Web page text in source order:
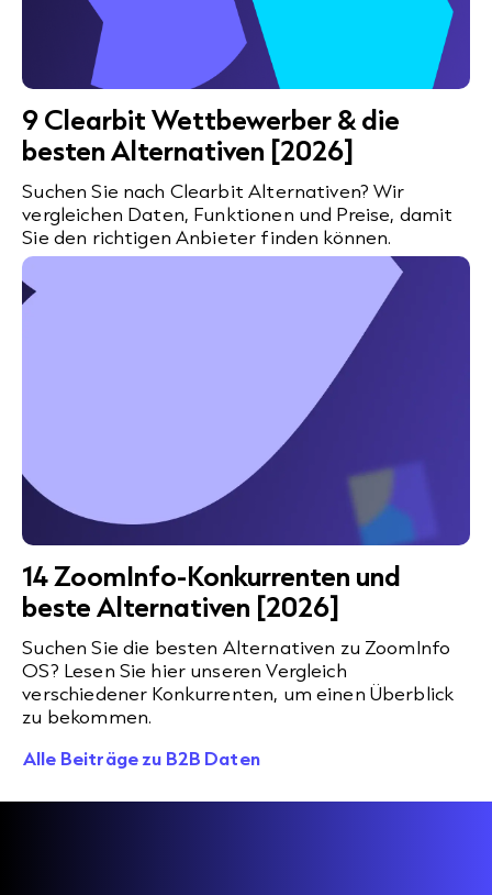
9 Clearbit Wettbewerber & die
besten Alternativen [2026]
Suchen Sie nach Clearbit Alternativen? Wir
vergleichen Daten, Funktionen und Preise, damit
Sie den richtigen Anbieter finden können.
14 ZoomInfo-Konkurrenten und
beste Alternativen [2026]
Suchen Sie die besten Alternativen zu ZoomInfo
OS? Lesen Sie hier unseren Vergleich
verschiedener Konkurrenten, um einen Überblick
zu bekommen.
Alle Beiträge zu B2B Daten